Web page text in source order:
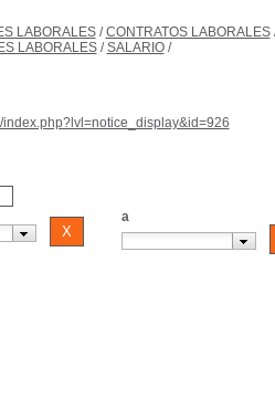
LABORALES/CONTRATOS LABORALES
LABORALES/SALARIO/
a